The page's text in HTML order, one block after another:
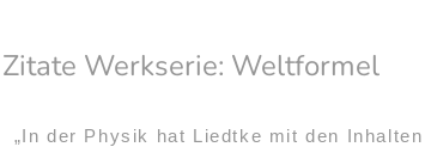
Zitate Werkserie: Weltformel
„In der Physik hat Liedtke mit den